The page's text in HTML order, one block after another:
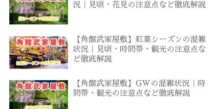
況｜見頃・花見の注意点など徹底解説
【角館武家屋敷】紅葉シーズンの混雑
状況｜見頃・時間帯・観光の注意点な
ど徹底解説
【角館武家屋敷】GWの混雑状況｜時
間帯・観光の注意点など徹底解説